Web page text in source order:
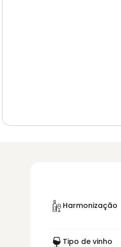
Harmonização
Tipo de vinho